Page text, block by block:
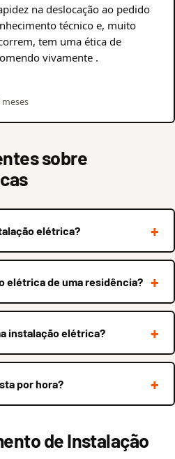
na deslocação ao pedido
técnico e, muito
tem uma ética de
vivamente .
sobre
elétrica?
elétrica de uma residência?
instalação elétrica?
por hora?
de Instalação